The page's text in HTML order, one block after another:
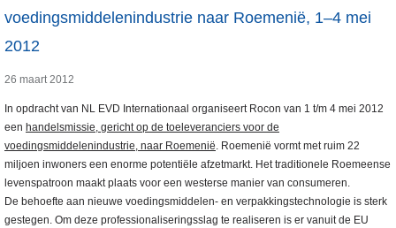
voedingsmiddelenindustrie naar Roemenië, 1–4 mei
2012
26 maart 2012
In opdracht van NL EVD Internationaal organiseert Rocon van 1 t/m 4 mei 2012
een handelsmissie, gericht op de toeleveranciers voor de
voedingsmiddelenindustrie, naar Roemenië. Roemenië vormt met ruim 22
miljoen inwoners een enorme potentiële afzetmarkt. Het traditionele Roemeense
levenspatroon maakt plaats voor een westerse manier van consumeren.
De behoefte aan nieuwe voedingsmiddelen- en verpakkingstechnologie is sterk
gestegen. Om deze professionaliseringsslag te realiseren is er vanuit de EU